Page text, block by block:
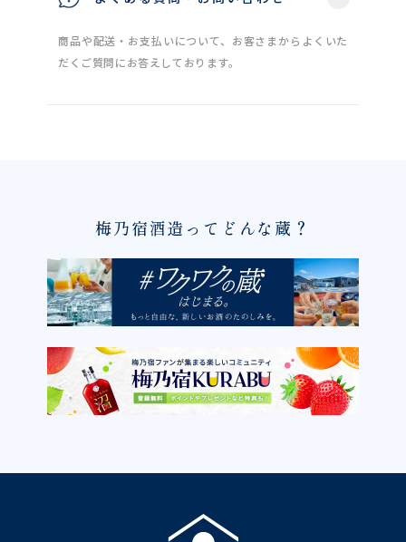
商品や配送・お支払いについて、お客さまからよくいた
だくご質問にお答えしております。
梅乃宿酒造ってどんな蔵？